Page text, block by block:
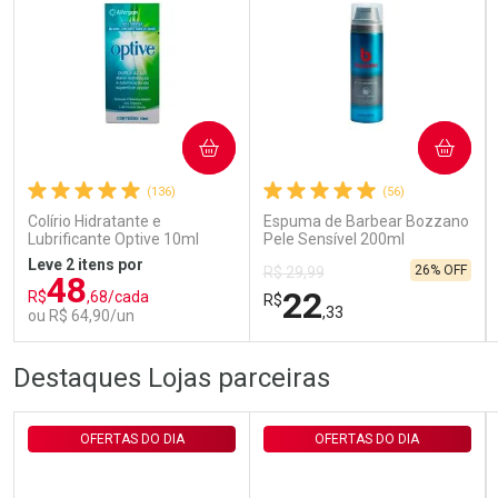
Ativar Desconto
Comprar sem Desconto
Por R$ 29,30/cada
Comprar sem Desconto
Por R$ 29,30/cada
(136)
Colírio Hidratante e
Lubrificante Optive 10ml
Leve 2 itens por
R$48,68/cada
ou R$ 64,90/un
COMPRAR
FECHAR
Laboratório
FECHAR
Por Menos
(56)
Espuma de Barbear Bozzano
Pele Sensível 200ml
R$ 29,99
R$22,33
26% OFF
COMPRAR
Por Menos
Destaques Lojas parceiras
OFERTAS DO DIA OFERTAS DO DIA